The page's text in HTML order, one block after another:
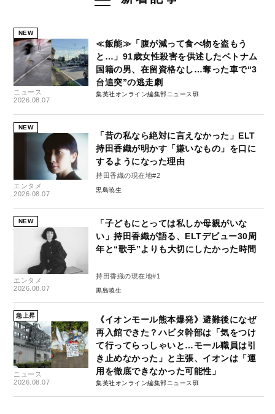
NEW
ニュース
2026.08.07
≪飯能≫「腹が減って食べ物を盗もう
と…」91歳女性殺害を供述したベトナム
国籍の男、在留資格なし…奪った車で“3
台追突”の逃走劇
集英社オンライン編集部ニュース班
NEW
エンタメ
2026.08.07
「昔の私なら絶対に言えなかった」ELT
持田香織が明かす「嫌いなもの」を口に
するようになった理由
持田香織の現在地#2
黒島暁生
NEW
エンタメ
2026.08.07
「子どもにとっては私しか母親がいな
い」持田香織が語る、ELTデビュー30周
年と“歌手”よりも大切にしたかった時間
持田香織の現在地#1
黒島暁生
急上昇
ニュース
2026.08.07
《イオンモール熊本爆発》避難後になぜ
再入館できた？ハビタ幹部は「気をつけ
て行ってらっしゃいと…モール職員は引
き止めなかった」と主張、イオンは「運
用を徹底できなかった可能性」
集英社オンライン編集部ニュース班